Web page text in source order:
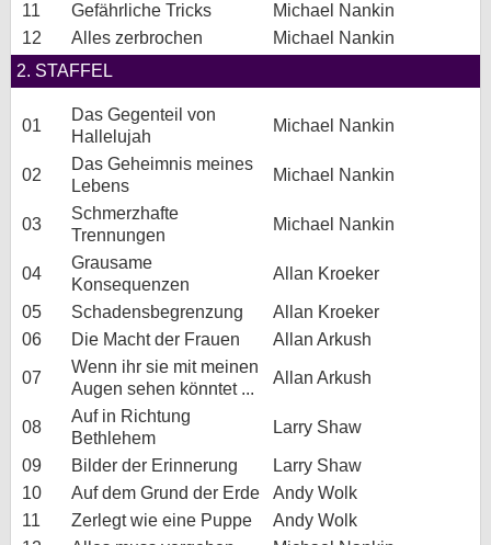
11
Gefährliche Tricks
Michael Nankin
12
Alles zerbrochen
Michael Nankin
2. STAFFEL
01
Das Gegenteil von
Hallelujah
Michael Nankin
02
Das Geheimnis meines
Lebens
Michael Nankin
03
Schmerzhafte
Trennungen
Michael Nankin
04
Grausame
Konsequenzen
Allan Kroeker
05 Schadensbegrenzung
Allan Kroeker
06
Die Macht der Frauen Allan Arkush
07
Wenn ihr sie mit meinen
Augen sehen könntet ...
Allan Arkush
08
Auf in Richtung
Bethlehem
Larry Shaw
09 Bilder der Erinnerung
Larry Shaw
10
Auf dem Grund der Erde
Andy Wolk
11
Zerlegt wie eine Puppe
Andy Wolk
Cookie-Einstellungen
myFanbase